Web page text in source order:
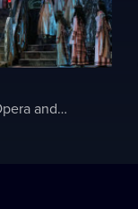
National Academic Opera and Ballet Theater of Ukraine